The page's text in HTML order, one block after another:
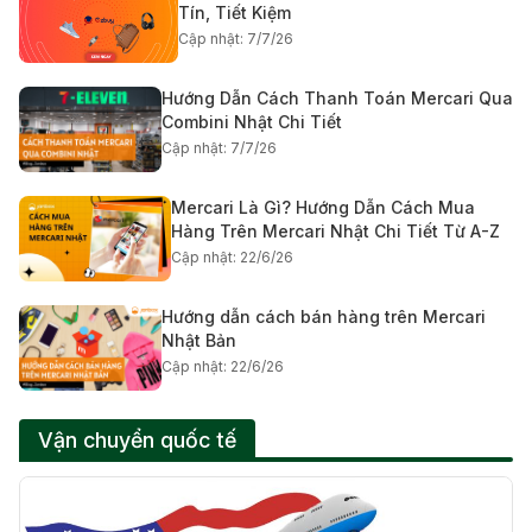
Tín, Tiết Kiệm
Cập nhật: 7/7/26
Hướng Dẫn Cách Thanh Toán Mercari Qua
Combini Nhật Chi Tiết
Cập nhật: 7/7/26
Mercari Là Gì? Hướng Dẫn Cách Mua
Hàng Trên Mercari Nhật Chi Tiết Từ A-Z
Cập nhật: 22/6/26
Hướng dẫn cách bán hàng trên Mercari
Nhật Bản
Cập nhật: 22/6/26
Vận chuyển quốc tế